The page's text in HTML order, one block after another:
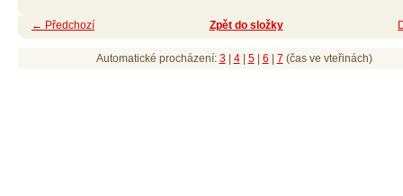
← Předchozí Zpět do složky
Automatické procházení: 3| 4| 5| 6 7 (čas ve vteřinách)